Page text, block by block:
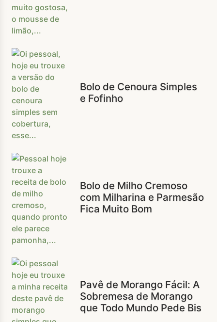
Bolo de Cenoura Simples
e Fofinho
Bolo de Milho Cremoso
com Milharina e Parmesão
Fica Muito Bom
Pavê de Morango Fácil: A
Sobremesa de Morango
que Todo Mundo Pede Bis